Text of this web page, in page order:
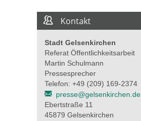
Kontakt
Stadt Gelsenkirchen
Referat Öffentlichkeitsarbeit
Martin Schulmann
Pressesprecher
Telefon: +49 (209) 169-2374
presse@gelsenkirchen.de
Ebertstraße 11
45879 Gelsenkirchen